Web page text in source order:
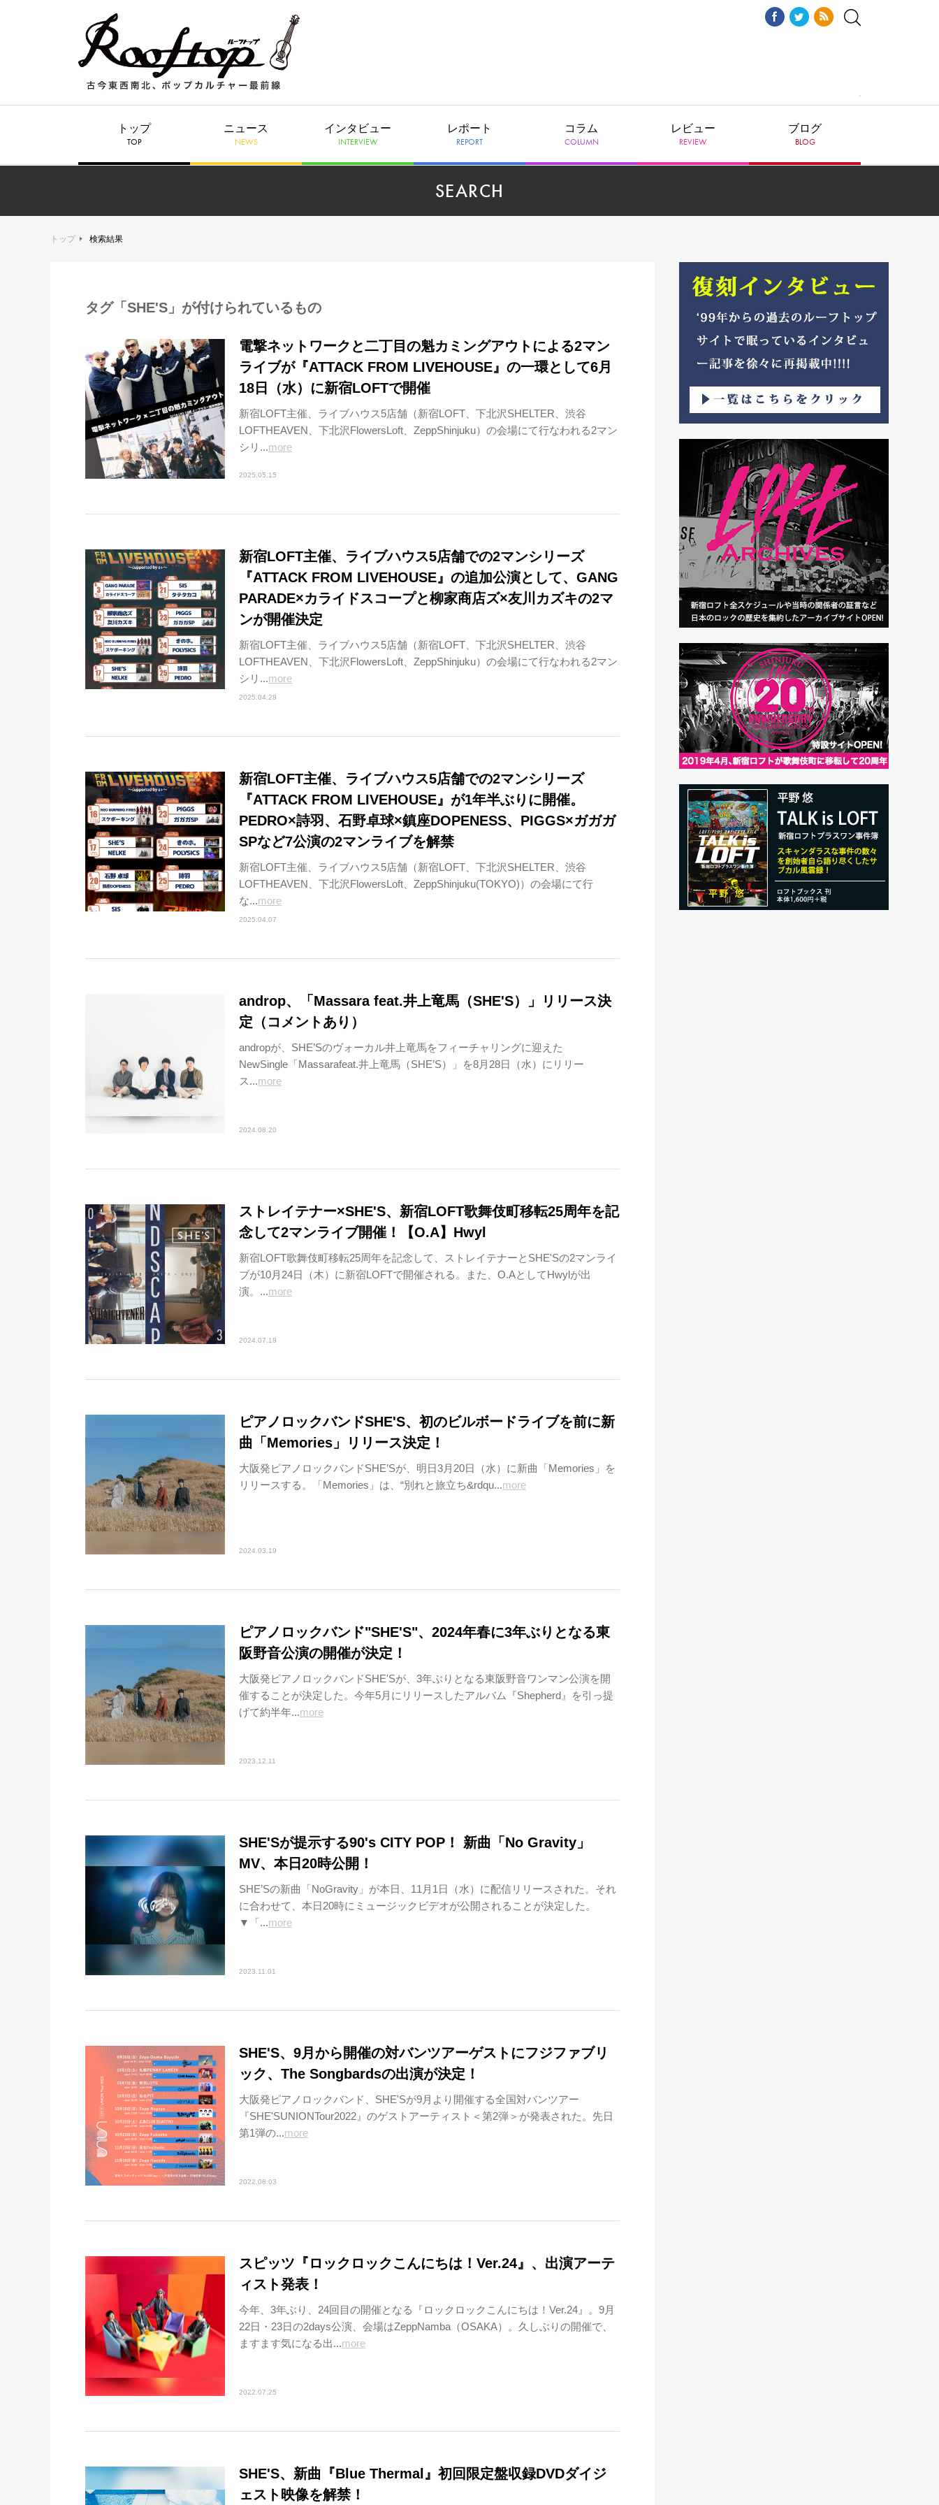
トップ
TOP
ニュース
NEWS
インタビュー
INTERVIEW
レポート
REPORT
コラム
COLUMN
レビュー
REVIEW
ブログ
BLOG
SEARCH
トップ 検索結果
タグ「SHE'S」が付けられているもの
電撃ネットワークと二丁目の魁カミングアウトによる2マン
ライブが『ATTACK FROM LIVEHOUSE』の一環として6月
18日（水）に新宿LOFTで開催
新宿LOFT主催、ライブハウス5店舗（新宿LOFT、下北沢SHELTER、渋谷
LOFTHEAVEN、下北沢FlowersLoft、ZeppShinjuku）の会場にて行なわれる2マン
シリ...more
2025.05.15
新宿LOFT主催、ライブハウス5店舗での2マンシリーズ
『ATTACK FROM LIVEHOUSE』の追加公演として、GANG
PARADE×カライドスコープと柳家商店ズ×友川カズキの2マ
ンが開催決定
新宿LOFT主催、ライブハウス5店舗（新宿LOFT、下北沢SHELTER、渋谷
LOFTHEAVEN、下北沢FlowersLoft、ZeppShinjuku）の会場にて行なわれる2マン
シリ...more
2025.04.28
新宿LOFT主催、ライブハウス5店舗での2マンシリーズ
『ATTACK FROM LIVEHOUSE』が1年半ぶりに開催。
PEDRO×詩羽、石野卓球×鎮座DOPENESS、PIGGS×ガガガ
SPなど7公演の2マンライブを解禁
新宿LOFT主催、ライブハウス5店舗（新宿LOFT、下北沢SHELTER、渋谷
LOFTHEAVEN、下北沢FlowersLoft、ZeppShinjuku(TOKYO)）の会場にて行
な...more
2025.04.07
androp、「Massara feat.井上竜馬（SHE'S）」リリース決
定（コメントあり）
andropが、SHE’Sのヴォーカル井上竜馬をフィーチャリングに迎えた
NewSingle「Massarafeat.井上竜馬（SHE’S）」を8月28日（水）にリリー
ス...more
2024.08.20
ストレイテナー×SHE'S、新宿LOFT歌舞伎町移転25周年を記
念して2マンライブ開催！【O.A】Hwyl
新宿LOFT歌舞伎町移転25周年を記念して、ストレイテナーとSHE'Sの2マンライ
ブが10月24日（木）に新宿LOFTで開催される。また、O.AとしてHwylが出
演。...more
2024.07.18
ピアノロックバンドSHE'S、初のビルボードライブを前に新
曲「Memories」リリース決定！
大阪発ピアノロックバンドSHE’Sが、明日3月20日（水）に新曲「Memories」を
リリースする。「Memories」は、“別れと旅立ち&rdqu...more
2024.03.19
ピアノロックバンド"SHE'S"、2024年春に3年ぶりとなる東
阪野音公演の開催が決定！
大阪発ピアノロックバンドSHE'Sが、3年ぶりとなる東阪野音ワンマン公演を開
催することが決定した。今年5月にリリースしたアルバム『Shepherd』を引っ提
げて約半年...more
2023.12.11
SHE'Sが提示する90's CITY POP！ 新曲「No Gravity」
MV、本日20時公開！
SHE’Sの新曲「NoGravity」が本日、11月1日（水）に配信リリースされた。それ
に合わせて、本日20時にミュージックビデオが公開されることが決定した。
▼「...more
2023.11.01
SHE'S、9月から開催の対バンツアーゲストにフジファブリ
ック、The Songbardsの出演が決定！
大阪発ピアノロックバンド、SHE'Sが9月より開催する全国対バンツアー
『SHE'SUNIONTour2022』のゲストアーティスト＜第2弾＞が発表された。先日
第1弾の...more
2022.08.03
スピッツ『ロックロックこんにちは！Ver.24』、出演アーテ
ィスト発表！
今年、3年ぶり、24回目の開催となる『ロックロックこんにちは！Ver.24』。9月
22日・23日の2days公演、会場はZeppNamba（OSAKA）。久しぶりの開催で、
ますます気になる出...more
2022.07.25
SHE'S、新曲『Blue Thermal』初回限定盤収録DVDダイジ
ェスト映像を解禁！